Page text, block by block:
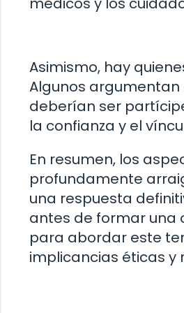
Asimismo, hay
Algunos
deberían ser
la confianza y el
En resumen, los
profundamente
una respuesta
antes de formar una
para abordar este
implicancias éticas y